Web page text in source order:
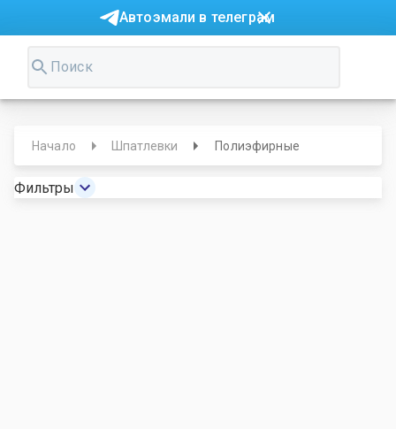
Автоэмали в телеграм
Начало Шпатлевки Полиэфирные
Фильтры